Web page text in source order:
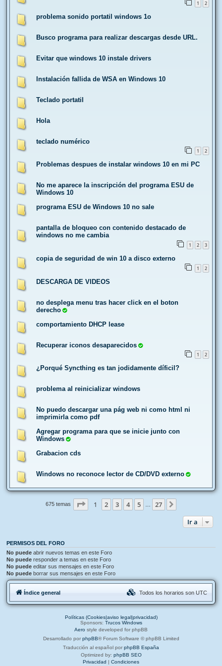
1 2
problema sonido portatil windows 1o
Busco programa para realizar descargas desde URL.
Evitar que windows 10 instale drivers
Instalación fallida de WSA en Windows 10
Teclado portatil
Hola
teclado numérico
1 2
Problemas despues de instalar windows 10 en mi PC
No me aparece la inscripción del programa ESU de
Windows 10
programa ESU de Windows 10 no sale
pantalla de bloqueo con contenido destacado de
windows no me cambia
1 2 3
copia de seguridad de win 10 a disco externo
1 2
DESCARGA DE VIDEOS
no desplega menu tras hacer click en el boton
derecho
comportamiento DHCP lease
Recuperar iconos desaparecidos
1 2
¿Porqué Syncthing es tan jodidamente díficil?
problema al reinicializar windows
No puedo descargar una pág web ni como html ni
imprimirla como pdf
Agregar programa para que se inicie junto con
Windows
Grabacion cds
Windows no reconoce lector de CD/DVD externo
675 temas Página de 27
1 2 3 4 5 27
Ir a
PERMISOS DEL FORO
No puede abrir nuevos temas en este Foro
No puede responder a temas en este Foro
No puede editar sus mensajes en este Foro
No puede borrar sus mensajes en este Foro
Índice general Todos los horarios son UTC
Políticas (Cookies|aviso legal|privacidad)
Sponsors: Trucos Windows
Aero style developed for phpBB
Desarrollado por phpBB® Forum Software © phpBB Limited
Traducción al español por phpBB España
Optimized by: phpBB SEO
Privacidad | Condiciones